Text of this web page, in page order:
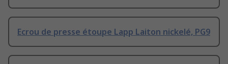
Ecrou de presse étoupe Lapp Laiton nickelé, PG9